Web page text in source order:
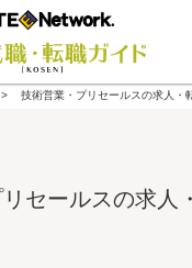
技術営業・プリセールスの求人・
セールスの求人